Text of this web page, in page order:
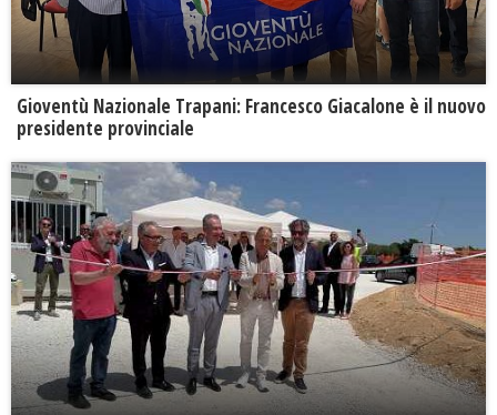
Gioventù Nazionale Trapani: Francesco Giacalone è il nuovo
presidente provinciale